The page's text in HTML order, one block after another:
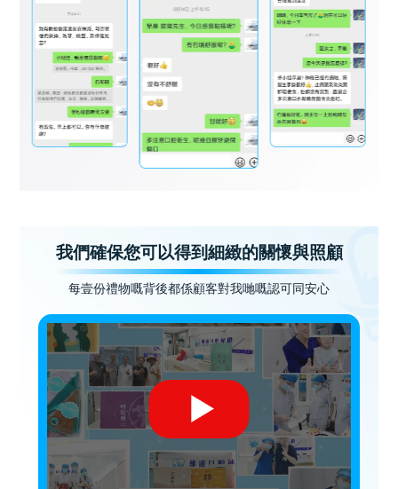
我們確保您可以得到細緻的關懷與照顧
每壹份禮物嘅背後都係顧客對我哋嘅認可同安心